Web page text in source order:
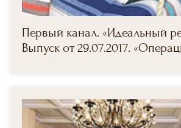
Первый канал. «Идеальный
Выпуск от 29.07.2017.